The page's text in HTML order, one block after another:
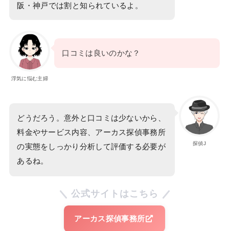
阪・神戸では割と知られているよ。
浮気に悩む主婦
口コミは良いのかな？
探偵J
どうだろう。意外と口コミは少ないから、
料金やサービス内容、アーカス探偵事務所
の実態をしっかり分析して評価する必要が
あるね。
公式サイトはこちら
アーカス探偵事務所